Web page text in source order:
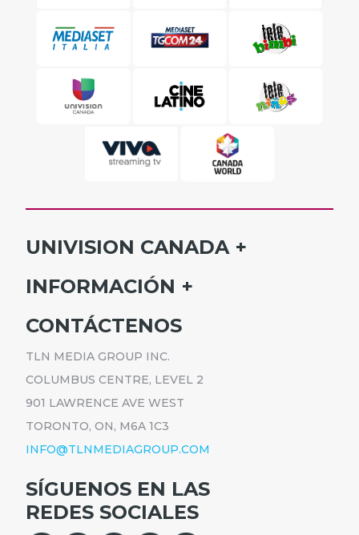
UNIVISION CANADA
INICIO
PROGRAMAS
INFORMACIÓN
SUSCRÍBETE
CARRERAS
POLÍTICA DE PRIVACIDAD
ACCESIBILIDAD
CONTÁCTENOS
TLN MEDIA GROUP INC.
COLUMBUS CENTRE, LEVEL 2
901 LAWRENCE AVE WEST
TORONTO, ON, M6A 1C3
INFO@TLNMEDIAGROUP.COM
SÍGUENOS EN LAS
REDES SOCIALES